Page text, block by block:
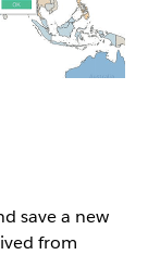
save a new
from